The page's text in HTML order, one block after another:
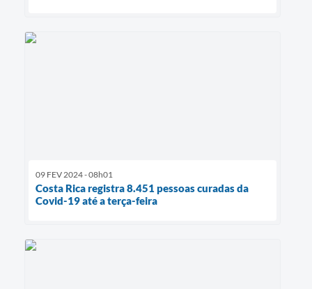
09 FEV 2024 - 08h01
Costa Rica registra 8.451 pessoas curadas da
Covid-19 até a terça-feira